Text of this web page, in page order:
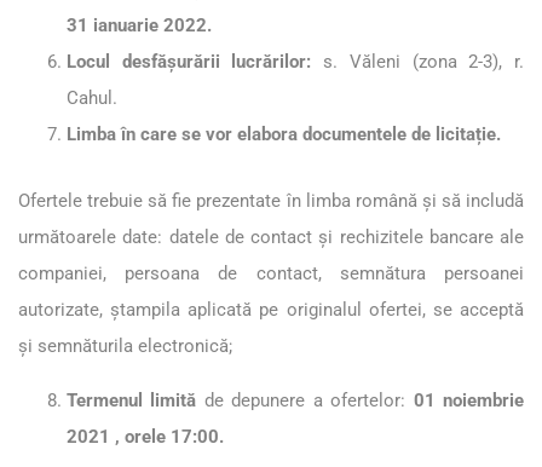
31 ianuarie 2022.
Locul desfășurării lucrărilor: s. Văleni (zona 2-3), r.
Cahul.
Limba în care se vor elabora documentele de licitație.
Ofertele trebuie să fie prezentate în limba română și să includă
următoarele date: datele de contact și rechizitele bancare ale
companiei, persoana de contact, semnătura persoanei
autorizate, ștampila aplicată pe originalul ofertei, se acceptă
și semnăturila electronică;
Termenul limită de depunere a ofertelor: 01 noiembrie
2021 , orele 17:00.